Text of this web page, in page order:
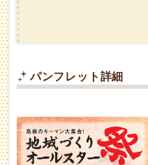
パンフレット詳細